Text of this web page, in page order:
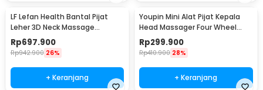
LF Lefan Health Bantal Pijat
Leher 3D Neck Massage
Kneading Heating - LF-YK006
Rp697.900
Rp942.900 26%
+ Keranjang
Youpin Mini Alat Pijat Kepala
Head Massager Four Wheel
Rotation - M2
Rp299.900
Rp410.900 28%
+ Keranjang